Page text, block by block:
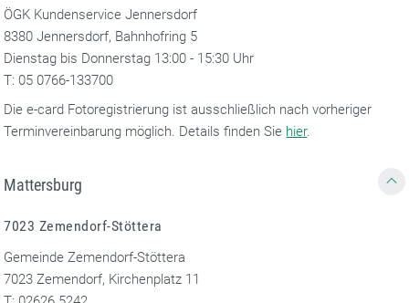
ÖGK Kundenservice Jennersdorf
8380 Jennersdorf, Bahnhofring 5
Dienstag bis Donnerstag 13:00 - 15:30 Uhr
T: 05 0766-133700
Die e-card Fotoregistrierung ist ausschließlich nach vorheriger
Terminvereinbarung möglich. Details finden Sie hier.
Mattersburg
7023 Zemendorf-Stöttera
Gemeinde Zemendorf-Stöttera
7023 Zemendorf, Kirchenplatz 11